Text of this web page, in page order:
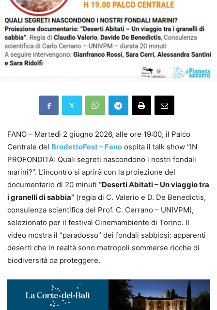
FANO – Martedì 2 giugno 2026, alle ore 19:00, il Palco
Centrale del BrodettoFest – Fano ospita il talk show “IN
PROFONDITÀ: Quali segreti nascondono i nostri fondali
marini?”. L’incontro si aprirà con la proiezione del
documentario di 20 minuti “Deserti Abitati – Un viaggio tra
i granelli di sabbia” (regia di C. Valerio e D. De Benedictis,
consulenza scientifica del Prof. C. Cerrano – UNIVPM),
selezionato per il festival Cinemambiente di Torino. Il
video mostra il “paradosso” dei fondali sabbiosi: apparenti
deserti che in realtà sono metropoli sommerse ricche di
biodiversità da proteggere.